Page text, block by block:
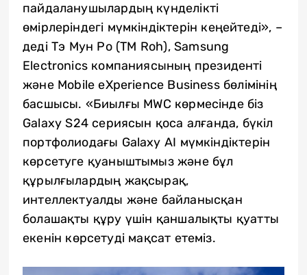
пайдаланушылардың күнделікті
өмірлеріндегі мүмкіндіктерін кеңейтеді», –
деді Тэ Мун Ро (TM Roh), Samsung
Electronics компаниясының президенті
және Mobile eXperience Business бөлімінің
басшысы. «Биылғы MWC көрмесінде біз
Galaxy S24 сериясын қоса алғанда, бүкіл
портфолиодағы Galaxy AI мүмкіндіктерін
көрсетуге қуаныштымыз және бұл
құрылғылардың жақсырақ,
интеллектуалды және байланысқан
болашақты құру үшін қаншалықты қуатты
екенін көрсетуді мақсат етеміз.